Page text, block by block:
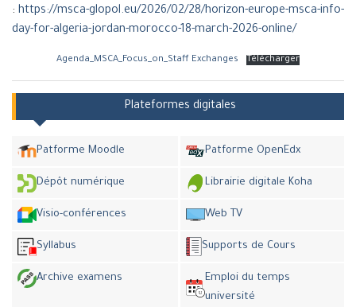
: https://msca-glopol.eu/2026/02/28/horizon-europe-msca-info-
day-for-algeria-jordan-morocco-18-march-2026-online/
Agenda_MSCA_Focus_on_Staff Exchanges Télécharger
Plateformes digitales
Patforme Moodle Patforme OpenEdx
Dépôt numérique Librairie digitale Koha
Visio-conférences Web TV
Syllabus Supports de Cours
Archive examens
Emploi du temps
université